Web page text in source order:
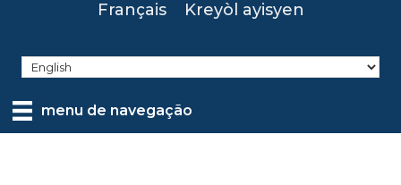
Français
Kreyòl ayisyen
menu de navegação